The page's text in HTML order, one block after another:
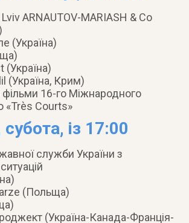
ARNAUTOV-MARIASH & Co
(Україна)
(Україна)
(Україна, Крим)
фільми 16-го Міжнародного
«Très Courts»
із 17:00
служби України з
(Польща)
(Україна-Канада-Франція-